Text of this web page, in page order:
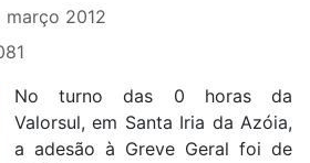
março 2012
No turno das 0 horas da
Valorsul, em Santa Iria da Azóia,
a adesão à Greve Geral foi de